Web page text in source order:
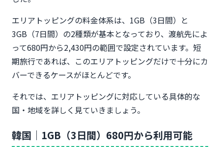
エリアトッピングの料金体系は、1GB（3日間）と
3GB（7日間）の2種類が基本となっており、渡航先によ
って680円から2,430円の範囲で設定されています。短
期旅行であれば、このエリアトッピングだけで十分にカ
バーできるケースがほとんどです。
それでは、エリアトッピングに対応している具体的な
国・地域を詳しく見ていきましょう。
韓国｜1GB（3日間）680円から利用可能